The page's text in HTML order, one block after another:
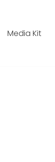
Media Kit